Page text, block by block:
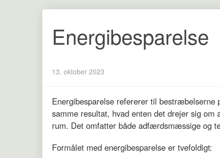
Energibesparelse
13. oktober 2023
Energibesparelse refererer til
samme resultat, hvad enten det drejer sig
rum. Det omfatter både adfærdsmæssige og
Formålet med energibesparelse er tvefoldigt: